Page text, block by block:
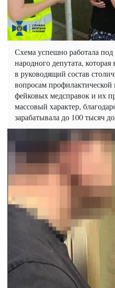
Схема успешно работала под
народного депутата,
в руководящий состав
вопросам
фейковых медсправок и их
массовый характер,
зарабатывала до 100 тысяч